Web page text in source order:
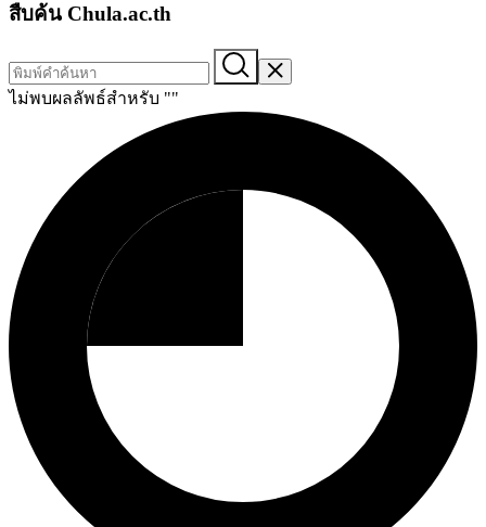
สืบค้น Chula.ac.th
ไม่พบผลลัพธ์สำหรับ ""